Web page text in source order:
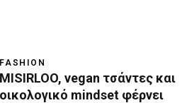
FASHION
MISIRLOO, vegan τσάντες και
οικολογικό mindset φέρνει